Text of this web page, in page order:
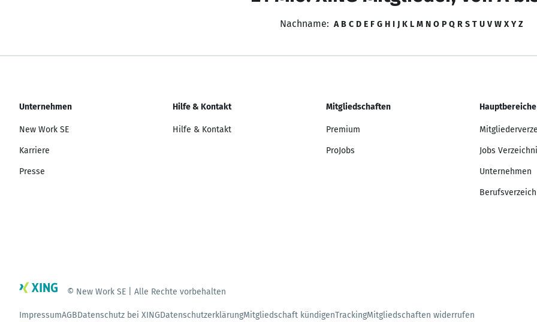
Nachname: A B C D E F G H I J K L M N O P Q R S T U V W X Y Z
Unternehmen
New Work SE
Karriere
Presse
Hilfe & Kontakt
Hilfe & Kontakt
Mitgliedschaften
Premium
ProJobs
Hauptbereiche
Jobs
Unternehmen
© New Work SE | Alle Rechte vorbehalten
ImpressumAGBDatenschutz bei XINGDatenschutzerklärungMitgliedschaft kündigenTrackingMitgliedschaften widerrufen